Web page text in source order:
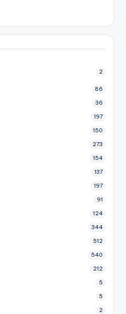
2
86
36
197
150
273
154
137
197
91
124
344
512
540
212
5
5
2